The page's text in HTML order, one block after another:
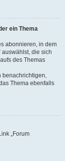
ein Thema
abonnieren, in dem
auswählst, die sich
des Themas
benachrichtigen,
Thema ebenfalls
„Forum